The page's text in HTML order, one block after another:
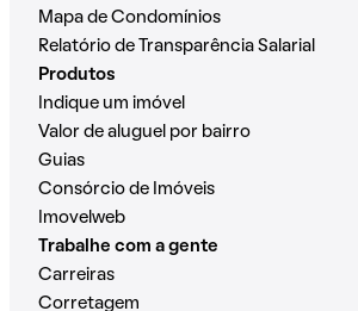
Mapa de Condomínios
Relatório de Transparência Salarial
Produtos
Indique um imóvel
Valor de aluguel por bairro
Guias
Consórcio de Imóveis
Imovelweb
Trabalhe com a gente
Carreiras
Corretagem